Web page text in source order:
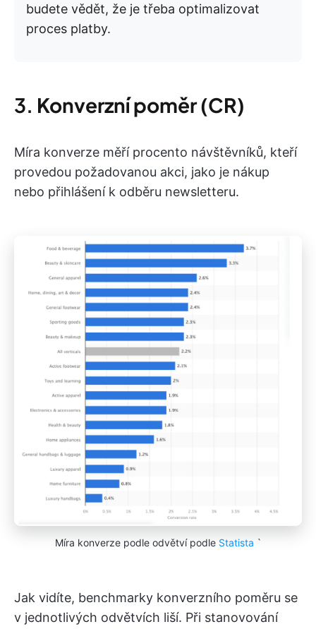
budete vědět, že je třeba optimalizovat
proces platby.
3. Konverzní poměr (CR)
Míra konverze měří procento návštěvníků, kteří
provedou požadovanou akci, jako je nákup
nebo přihlášení k odběru newsletteru.
Míra konverze podle odvětví podle Statista `
Jak vidíte, benchmarky konverzního poměru se
v jednotlivých odvětvích liší. Při stanovování